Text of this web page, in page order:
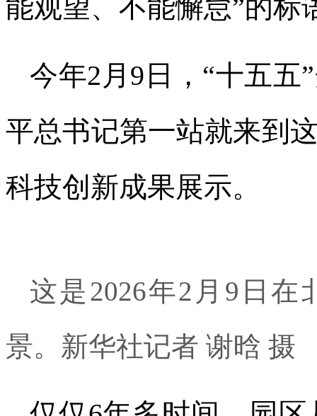
能观望、不能懈怠”的标
今年2月9日，“十五五
平总书记第一站就来到
科技创新成果展示。
这是2026年2月9日
景。新华社记者 谢晗 摄